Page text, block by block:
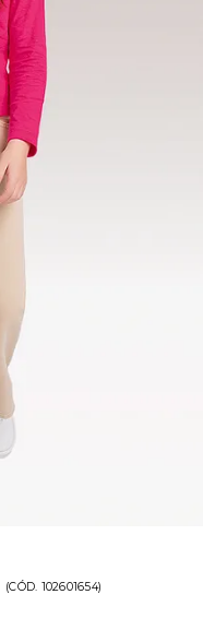
(CÓD. 102601654)